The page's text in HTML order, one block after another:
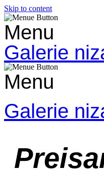
Skip to content
Menu
Galerie
Menu
Galerie